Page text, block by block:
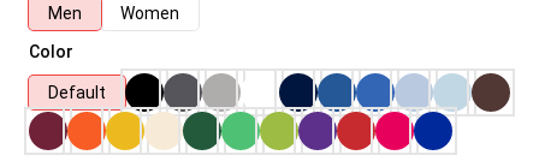
Men
Women
Color
Default